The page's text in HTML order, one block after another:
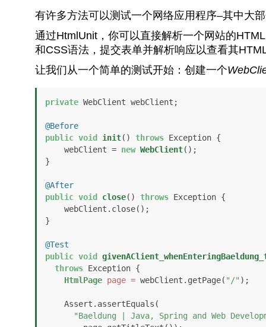
有许多方法可以测试一个网络应用程序–其中大
通过HtmlUnit，你可以直接解析一个网站的
和CSS语法，提交表单并解析响应以查看其
让我们从一个简单的测试开始：创建一个
private WebClient webClient;
@Before
public void init() throws Exception {
    webClient =
new WebClient();
}
@After
public void close() throws Exception {
}
@Test
public void
throws Exception {
HtmlPage page = webClient.getPage( "/" );
"Baeldung | Java, Spring and Web